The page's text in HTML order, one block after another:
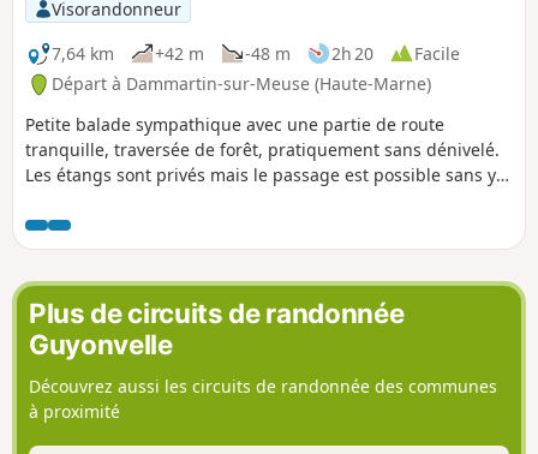
Visorandonneur
7,64 km
+42 m -48 m 2h 20
Facile
Départ à Dammartin-sur-Meuse (Haute-Marne)
Petite balade sympathique avec une partie de route
tranquille, traversée de forêt, pratiquement sans dénivelé.
Les étangs sont privés mais le passage est possible sans y
en forêt et en plaine.
Plus de circuits de randonnée
Guyonvelle
Découvrez aussi les circuits de randonnée des communes
à proximité